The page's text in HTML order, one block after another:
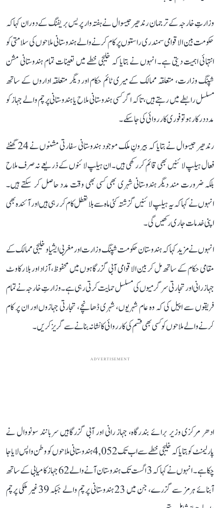
وزارتِ خارجہ کے ترجمان رندھیر جیسوال نے ہفتہ وار پریس بریفنگ کے دوران کہا کہ
حکومت بین الاقوامی سمندری راستوں پر کام کرنے والے ہندوستانی ملاحوں کی سلامتی کو
انتہائی اہمیت دیتی ہے۔ انہوں نے بتایا کہ خلیجی خطے میں تعینات تمام ہندوستانی مشن
شپنگ وزارت، متعلقہ ممالک کے میری ٹائم حکام اور دیگر متعلقہ اداروں کے ساتھ
مسلسل رابطے میں رہتے ہیں، تاکہ اگر کسی ہندوستانی ملاح یا ہندوستانی پرچم والے جہاز کو
مدد درکار ہو تو فوری کارروائی کی جا سکے۔
رندھیر جیسوال نے بتایا کہ بیرونِ ملک موجود ہندوستانی سفارتی مشنوں نے 24 گھنٹے
فعال ہیلپ لائنیں بھی قائم کر رکھی ہیں۔ ان ہیلپ لائنوں کے ذریعے نہ صرف ملاح
بلکہ ضرورت مند دیگر ہندوستانی شہری بھی کسی بھی وقت مدد حاصل کر سکتے ہیں۔
انہوں نے کہا کہ یہ ہیلپ لائنیں گزشتہ کئی ماہ سے بلا تعطل کام کر رہی ہیں اور آئندہ بھی
اپنی خدمات جاری رکھیں گی۔
انہوں نے مزید کہا کہ ہندوستان حکومت شپنگ وزارت اور مغربی ایشیا و خلیجی ممالک کے
مقامی حکام کے ساتھ مل کر بین الاقوامی آبی گزرگاہوں میں محفوظ، آزاد اور بلا رکاوٹ
جہاز رانی اور تجارتی سرگرمیوں کی مسلسل حمایت کرتی رہی ہے۔ وزارتِ خارجہ نے تمام
فریقوں سے اپیل کی کہ وہ عام شہریوں، شہری ڈھانچے، تجارتی جہازوں اور ان پر کام
کرنے والے ملاحوں کو کسی بھی قسم کی کارروائی کا نشانہ بنانے سے گریز کریں۔
ADVERTISEMENT
ادھر مرکزی وزیر برائے بندرگاہ، جہاز رانی اور آبی گزرگاہیں سربانند سونووال نے
پارلیمنٹ کو بتایا کہ خلیجی خطے سے اب تک 4,052 ہندوستانی ملاحوں کو وطن واپس لایا جا
چکا ہے۔ انہوں نے کہا کہ 3 اگست تک ہندوستان آنے والے 62 جہاز کامیابی کے ساتھ
آبنائے ہرمز سے گزرے، جن میں 23 ہندوستانی پرچم والے جبکہ 39 غیر ملکی پرچم